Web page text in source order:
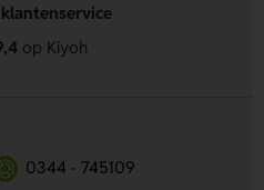
op Kiyoh
0344 - 745109